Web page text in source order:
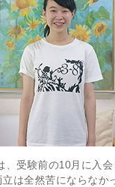
、受験前の10月に入
は全然苦にならなか